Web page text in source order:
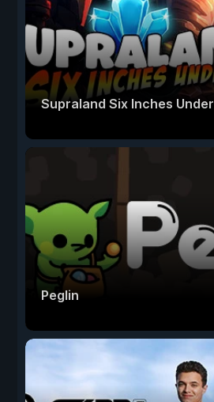
Supraland Six Inches Under
Peglin